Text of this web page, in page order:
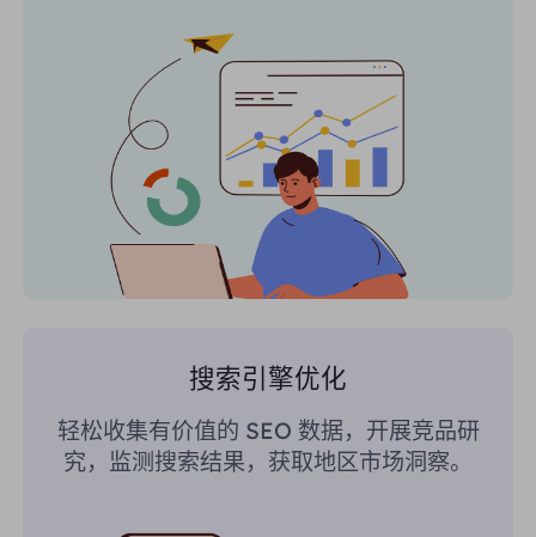
搜索引擎优化
轻松收集有价值的 SEO 数据，开展竞品研
究，监测搜索结果，获取地区市场洞察。